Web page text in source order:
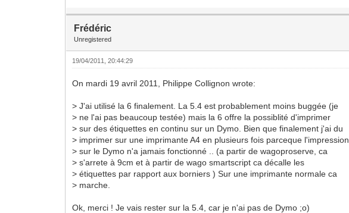
Frédéric
Unregistered
19/04/2011, 20:44:29
On mardi 19 avril 2011, Philippe Collignon wrote:
> J'ai utilisé la 6 finalement. La 5.4 est probablement moins buggée (je
> ne l'ai pas beaucoup testée) mais la 6 offre la possiblité d'imprimer
> sur des étiquettes en continu sur un Dymo. Bien que finalement j'ai du
> imprimer sur une imprimante A4 en plusieurs fois parceque l'impression
> sur le Dymo n'a jamais fonctionné .. (a partir de wagoproserve, ca
> s'arrete à 9cm et à partir de wago smartscript ca décalle les
> étiquettes par rapport aux borniers ) Sur une imprimante normale ca
> marche.
Ok, merci ! Je vais rester sur la 5.4, car je n'ai pas de Dymo ;o)